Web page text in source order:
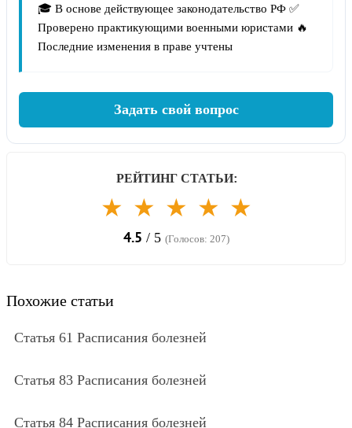
🎓 В основе действующее законодательство РФ ✅
Проверено практикующими военными юристами 🔥
Последние изменения в праве учтены
Задать свой вопрос
РЕЙТИНГ СТАТЬИ:
★ ★ ★ ★ ★
4.5 / 5 (Голосов: 207)
Похожие статьи
Статья 61 Расписания болезней
Статья 83 Расписания болезней
Статья 84 Расписания болезней